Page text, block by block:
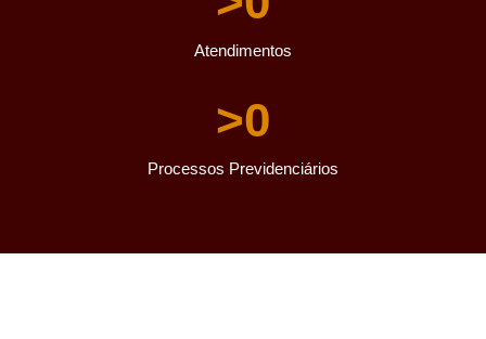
Atendimentos
Processos Previdenciários
>0